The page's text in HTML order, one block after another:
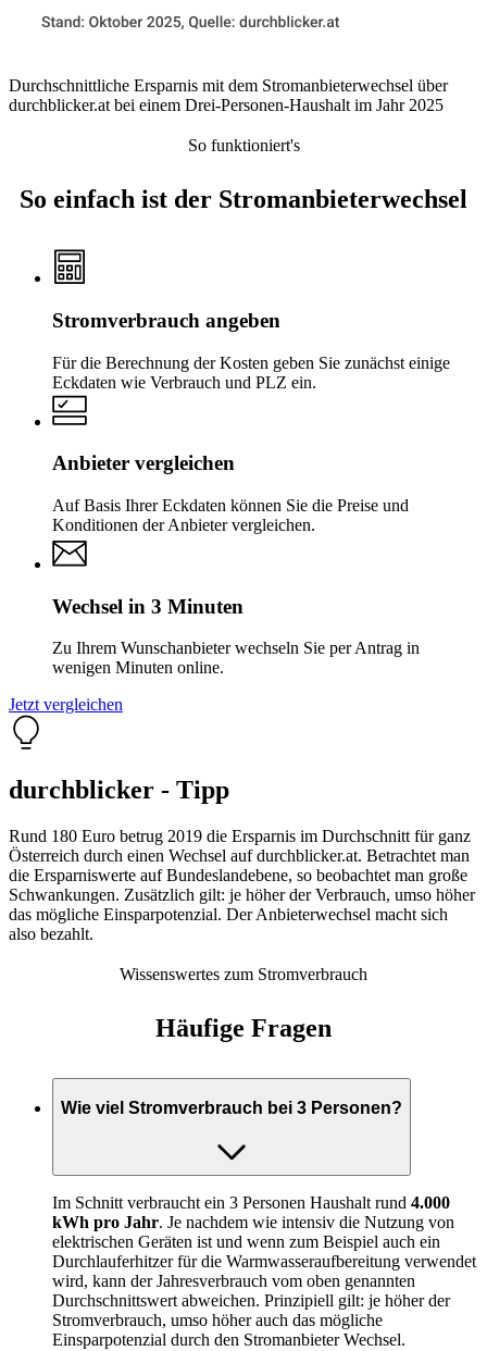
Durchschnittliche Ersparnis mit dem Stromanbieterwechsel über
durchblicker.at bei einem Drei-Personen-Haushalt im Jahr 2025
So funktioniert's
So einfach ist der Stromanbieter­wechsel
Stromverbrauch angeben
Für die Berechnung der Kosten geben Sie zunächst einige
Eckdaten wie Verbrauch und PLZ ein.
Anbieter vergleichen
Auf Basis Ihrer Eckdaten können Sie die Preise und
Konditionen der Anbieter vergleichen.
Wechsel in 3 Minuten
Zu Ihrem Wunschanbieter wechseln Sie per Antrag in
wenigen Minuten online.
Jetzt vergleichen
durchblicker - Tipp
Rund 180 Euro betrug 2019 die Ersparnis im Durchschnitt für ganz
Österreich durch einen Wechsel auf durchblicker.at. Betrachtet man
die Ersparniswerte auf Bundeslandebene, so beobachtet man große
Schwankungen. Zusätzlich gilt: je höher der Verbrauch, umso höher
das mögliche Einsparpotenzial. Der Anbieterwechsel macht sich
also bezahlt.
Wissenswertes zum Stromverbrauch
Häufige Fragen
Wie viel Stromverbrauch bei 3 Personen?
Im Schnitt verbraucht ein 3 Personen Haushalt rund 4.000
kWh pro Jahr. Je nachdem wie intensiv die Nutzung von
elektrischen Geräten ist und wenn zum Beispiel auch ein
Durchlauferhitzer für die Warmwasseraufbereitung verwendet
wird, kann der Jahresverbrauch vom oben genannten
Durchschnittswert abweichen. Prinzipiell gilt: je höher der
Stromverbrauch, umso höher auch das mögliche
Einsparpotenzial durch den Stromanbieter Wechsel.